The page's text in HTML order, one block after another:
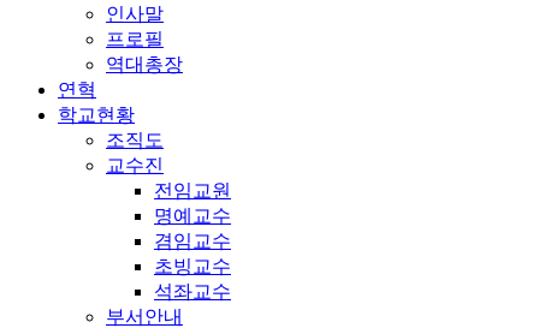
인사말
프로필
역대총장
연혁
학교현황
조직도
교수진
전임교원
명예교수
겸임교수
초빙교수
석좌교수
부서안내